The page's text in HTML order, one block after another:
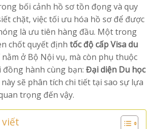
bối cảnh hồ sơ tồn đọng và quy
chặt, việc tối ưu hóa hồ sơ để được
là ưu tiên hàng đầu. Một trong
chốt quyết định tốc độ cấp Visa du
ở Bộ Nội vụ, mà còn phụ thuộc
hành cùng bạn: Đại diện Du học
này sẽ phân tích chi tiết tại sao sự lựa
trọng đến vậy.
viết